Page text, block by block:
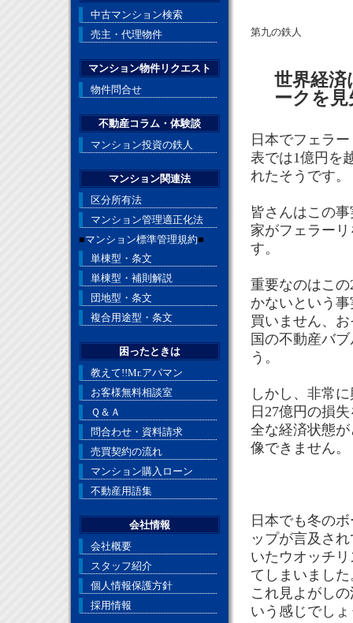
第九の鉄人
世界経
ークを
日本でフェラ
表では1億円を
れたそうです。
皆さんはこの
家がフェラー
す。
重要なのはこ
かないという
買いません、
国の不動産バ
う。
しかし、非常
日27億円の損
全な経済状態
像できません。
日本でも冬の
ップが言及さ
いたウオッチ
てしまいまし
これ見よがし
いう感じでし
中古マンション検索
売主・代理物件
マンション物件リクエスト
物件問合せ
不動産コラム・体験談
マンション投資の鉄人
マンション関連法
区分所有法
マンション管理適正化法
■マンション標準管理規約■
単棟型・条文
単棟型・補則解説
団地型・条文
複合用途型・条文
困ったときは
教えて!!Mr.アパマン
お客様無料相談室
Ｑ＆Ａ
問合わせ・資料請求
売買契約の流れ
マンション購入ローン
不動産用語集
会社情報
会社概要
スタッフ紹介
個人情報保護方針
採用情報